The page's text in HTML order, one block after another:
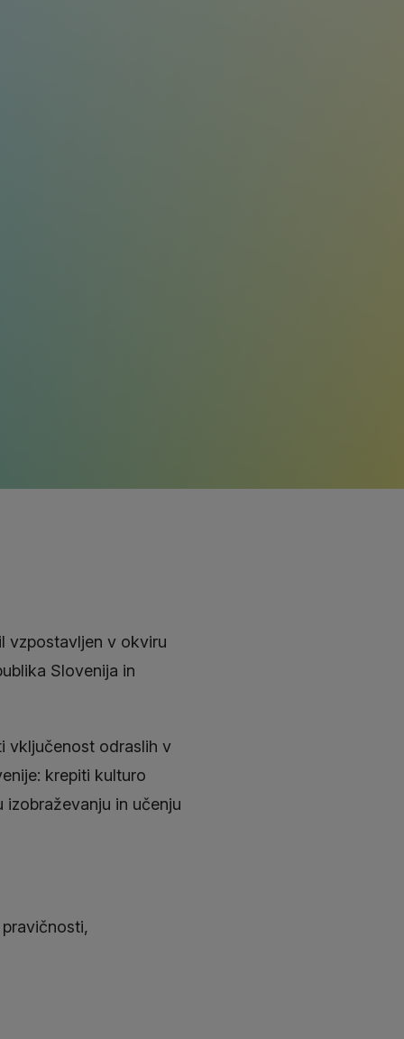
vzpostavljen v okviru
Slovenija in
vključenost odraslih v
krepiti kulturo
in učenju